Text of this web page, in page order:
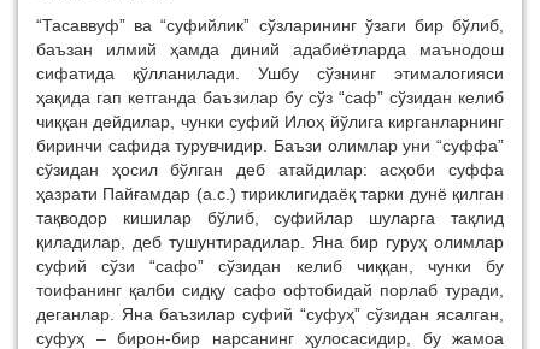
“Тасаввуф” ва “суфийлик” сўзларининг ўзаги бир бўлиб,
баъзан илмий ҳамда диний адабиётларда маънодош
сифатида қўлланилади. Ушбу сўзнинг этималогияси
ҳақида гап кетганда баъзилар бу сўз “саф” сўзидан келиб
чиққан дейдилар, чунки суфий Илоҳ йўлига кирганларнинг
биринчи сафида турувчидир. Баъзи олимлар уни “суффа”
сўзидан ҳосил бўлган деб атайдилар: асҳоби суффа
ҳазрати Пайғамдар (а.с.) тириклигидаёқ тарки дунё қилган
тақводор кишилар бўлиб, суфийлар шуларга тақлид
қиладилар, деб тушунтирадилар. Яна бир гуруҳ олимлар
суфий сўзи “сафо” сўзидан келиб чиққан, чунки бу
тоифанинг қалби сидқу сафо офтобидай порлаб туради,
деганлар. Яна баъзилар суфий “суфуҳ” сўзидан ясалган,
суфуҳ – бирон-бир нарсанинг ҳулосасидир, бу жамоа